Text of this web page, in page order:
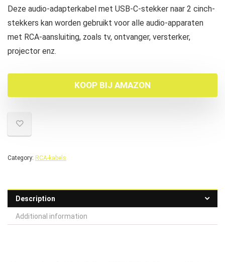
Deze audio-adapterkabel met USB-C-stekker naar 2 cinch-
stekkers kan worden gebruikt voor alle audio-apparaten
met RCA-aansluiting, zoals tv, ontvanger, versterker,
projector enz.
KOOP BIJ AMAZON
Category: RCA-kabels
Description
Additional information